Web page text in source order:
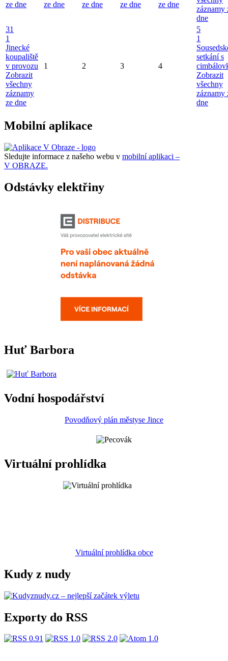
ze dne ze dne ze dne ze dne ze dne
záznamy
dne
31
1
Jinecké
koupaliště
v provozu
Zobrazit
všechny
záznamy
ze dne
1 2 3 4
5
1
setkání s
Zobrazit
všechny
záznamy
dne
Mobilní aplikace
Sledujte informace z našeho webu v mobilní aplikaci –
V OBRAZE.
Odstávky elektřiny
Huť Barbora
Vodní hospodářství
Povodňový plán městyse Jince
Virtuální prohlídka
Virtuální prohlídka obce
Kudy z nudy
Exporty do RSS